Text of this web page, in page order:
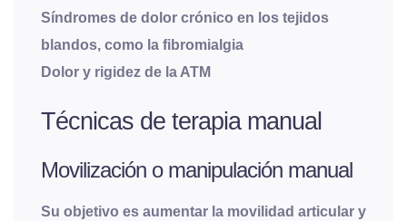
Síndromes de dolor crónico en los tejidos
blandos, como la fibromialgia
Dolor y rigidez de la ATM
Técnicas de terapia manual
Movilización o manipulación manual
Su objetivo es aumentar la movilidad articular y